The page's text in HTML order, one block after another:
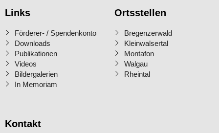
Links
Förderer- / Spendenkonto
Downloads
Publikationen
Videos
Bildergalerien
In Memoriam
Ortsstellen
Bregenzerwald
Kleinwalsertal
Montafon
Walgau
Rheintal
Kontakt